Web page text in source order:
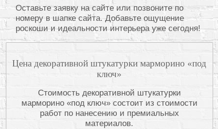
Оставьте заявку на сайте или позвоните по
номеру в шапке сайта. Добавьте ощущение
роскоши и идеальности интерьера уже сегодня!
Цена декоративной штукатурки марморино «под
ключ»
Стоимость декоративной штукатурки
марморино «под ключ» состоит из стоимости
работ по нанесению и премиальных
материалов.